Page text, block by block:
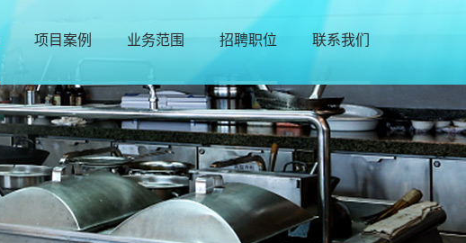
项目案例 业务范围 招聘职位 联系我们